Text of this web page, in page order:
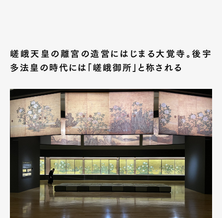
嵯峨天皇の離宮の造営にはじまる大覚寺。後宇
多法皇の時代には「嵯峨御所」と称される